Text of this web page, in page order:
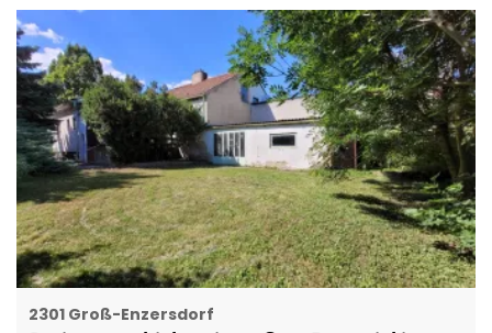
2301 Groß-Enzersdorf